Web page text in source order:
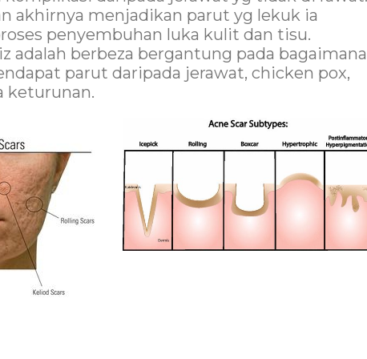
akhirnya menjadikan parut yg lekuk ia
penyembuhan luka kulit dan tisu.
adalah berbeza bergantung pada bagaimana
parut daripada jerawat, chicken pox,
keturunan.